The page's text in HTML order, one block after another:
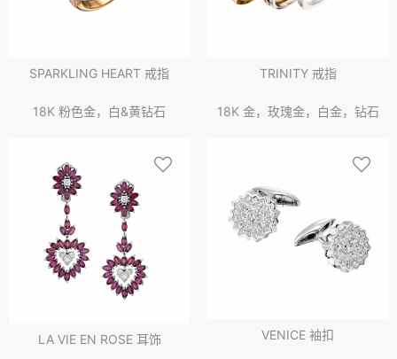
SPARKLING HEART 戒指
18K 粉色金，白&黄钻石
TRINITY 戒指
18K 金，玫瑰金，白金，钻石
LA VIE EN ROSE 耳饰 VENICE 袖扣